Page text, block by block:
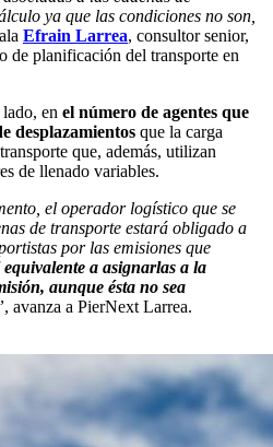
ya que las condiciones no son,
Efrain Larrea, consultor senior,
de planificación del transporte en
en el número de agentes que
desplazamientos que la carga
que, además, utilizan
de llenado variables.
el operador logístico que se
de transporte estará obligado a
por las emisiones que
a asignarlas a la
aunque ésta no sea
, avanza a PierNext Larrea.